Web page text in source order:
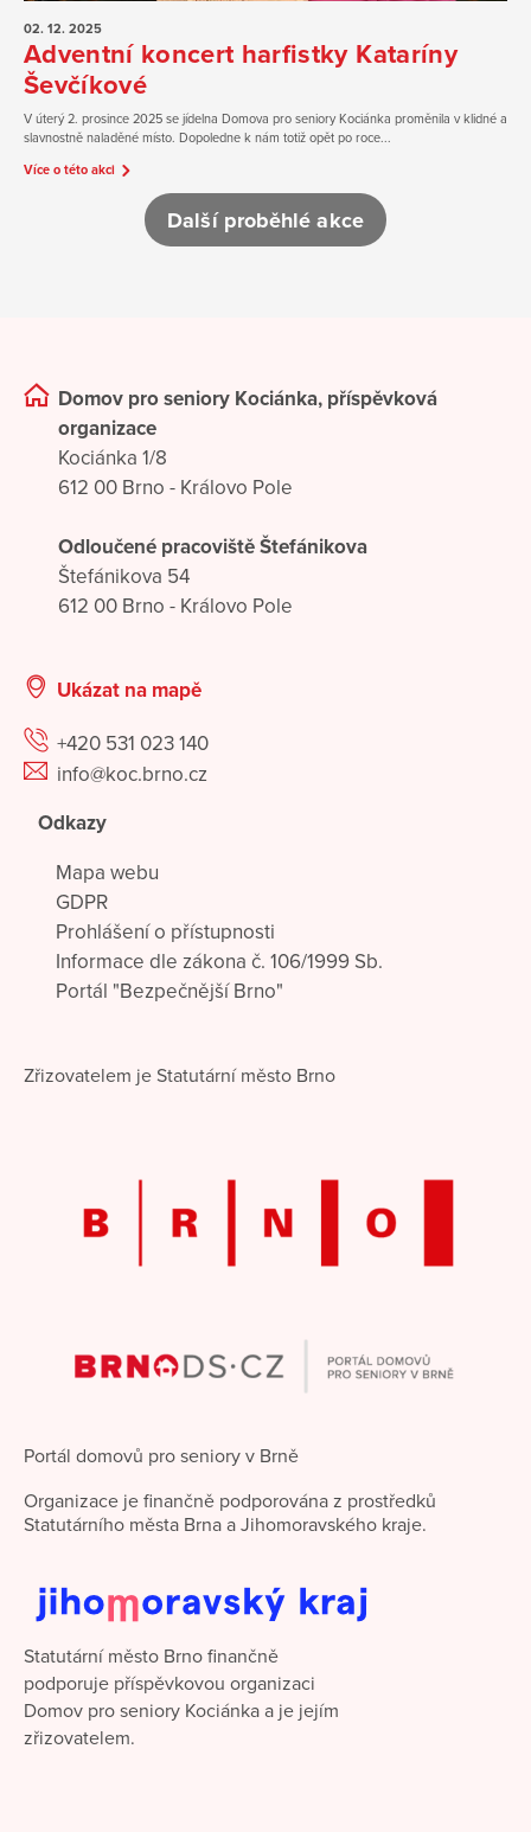
02. 12. 2025
Adventní koncert harfistky Kataríny
Ševčíkové
V úterý 2. prosince 2025 se jídelna Domova pro seniory Kociánka proměnila v klidné a
slavnostně naladěné místo. Dopoledne k nám totiž opět po roce...
Více o této akci
Další proběhlé akce
Domov pro seniory Kociánka, příspěvková
organizace
Kociánka 1/8
612 00 Brno - Královo Pole
Odloučené pracoviště Štefánikova
Štefánikova 54
612 00 Brno - Královo Pole
Ukázat na mapě
+420 531 023 140
info@koc.brno.cz
Odkazy
Mapa webu
GDPR
Prohlášení o přístupnosti
Informace dle zákona č. 106/1999 Sb.
Portál "Bezpečnější Brno"
Zřizovatelem je Statutární město Brno
Portál domovů pro seniory v Brně
Organizace je finančně podporována z prostředků
Statutárního města Brna a Jihomoravského kraje.
Statutární město Brno finančně
podporuje příspěvkovou organizaci
Domov pro seniory Kociánka a je jejím
zřizovatelem.